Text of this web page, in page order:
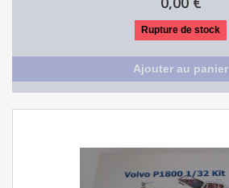
Rupture de stock
Ajouter au panier